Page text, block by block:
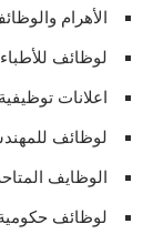
الأهرام
لوظائف
اعلانات
لوظائف
الوظايف
لوظائف